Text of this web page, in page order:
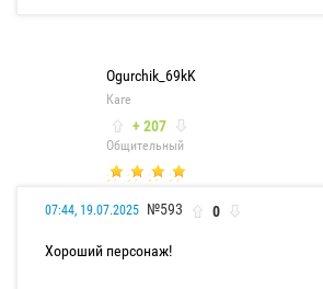
Ogurchik_69kK
Каге
+ 207
Общительный
07:44, 19.07.2025 №593 0
Хороший персонаж!